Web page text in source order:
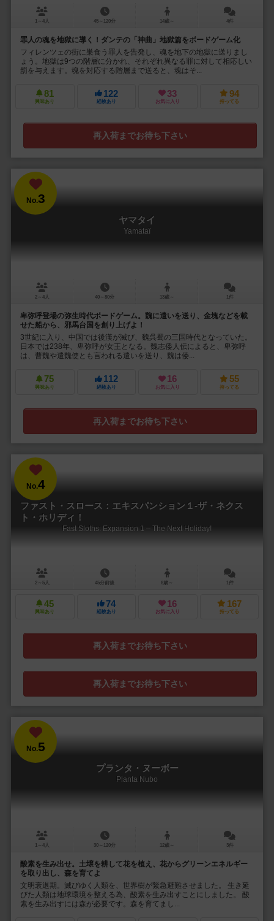
1～4人 45～120分 14歳～ 4件
罪人の魂を地獄に導く！ダンテの「神曲」地獄篇をボードゲーム化
フィレンツェの街に巣食う罪人を告発し、魂を地下の地獄に送りまし
ょう。地獄は9つの階層に分かれ、それぞれ異なる罪に対して相応しい
罰を与えます。魂を対応する階層まで送ると、魂はそ...
81
興味あり
122
経験あり
33
お気に入り
94
持ってる
再入荷までお待ち下さい
No.3
ヤマタイ
Yamataï
2～4人 40～80分 13歳～ 1件
卑弥呼登場の弥生時代ボードゲーム。魏に遣いを送り、金塊などを載
せた船から、邪馬台国を創り上げよ！
3世紀に入り、中国では後漢が滅び、魏呉蜀の三国時代となっていた。
日本では238年、卑弥呼が女王となる。魏志倭人伝によると、卑弥呼
は、曹魏や遣魏使とも言われる遣いを送り、魏は倭...
75
興味あり
112
経験あり
16
お気に入り
55
持ってる
再入荷までお待ち下さい
No.4
ファスト・スロース：エキスパンション１-ザ・ネクス
ト・ホリディ！
Fast Sloths: Expansion 1 – The Next Holiday!
2～5人 45分前後 8歳～ 1件
45
興味あり
74
経験あり
16
お気に入り
167
持ってる
再入荷までお待ち下さい
再入荷までお待ち下さい
No.5
プランタ・ヌーボー
Planta Nubo
1～4人 30～120分 12歳～ 3件
酸素を生み出せ。土壌を耕して花を植え、花からグリーンエネルギー
を取り出し、森を育てよ
文明衰退期。滅びゆく人類を、世界樹が緊急避難させました。 生き延
びた人類は地球環境を整える為、酸素を生み出すことにしました。 酸
素を生み出すには森が必要です。森を育てまし...